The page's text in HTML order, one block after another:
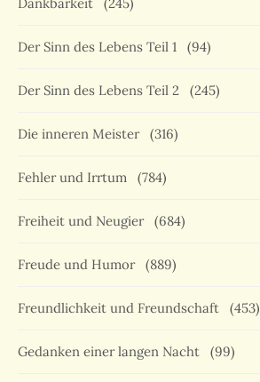
Dankbarkeit (245)
Der Sinn des Lebens Teil 1 (94)
Der Sinn des Lebens Teil 2 (245)
Die inneren Meister (316)
Fehler und Irrtum (784)
Freiheit und Neugier (684)
Freude und Humor (889)
Freundlichkeit und Freundschaft (453)
Gedanken einer langen Nacht (99)